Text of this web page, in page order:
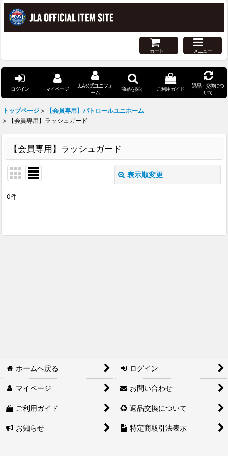
カート メニュー
ログイン マイページ
JLA公式ユニフォ
ーム
商品を探す ご利用ガイド
返品・交換につ
いて
トップページ >
【会員専用】パトロールユニホーム
>
【会員専用】ラッシュガード
【会員専用】ラッシュガード
表示順変更
0件
ホームへ戻る ログイン
マイページ お問い合わせ
ご利用ガイド 返品交換について
お知らせ 特定商取引法表示